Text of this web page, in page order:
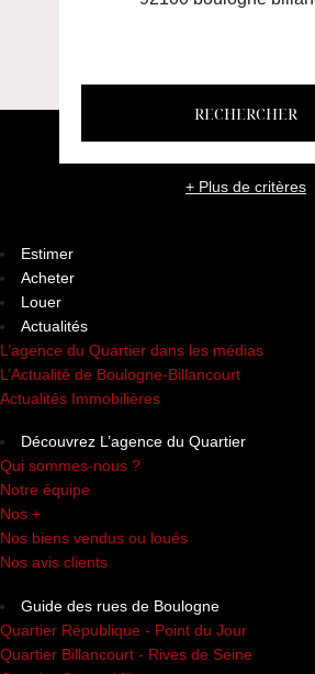
RECHERCHER
+ Plus de critères
Estimer
Acheter
Louer
Actualités
L’agence du Quartier dans les médias
L’Actualité de Boulogne-Billancourt
Actualités Immobilières
Découvrez L’agence du Quartier
Qui sommes-nous ?
Notre équipe
Nos +
Nos biens vendus ou loués
Nos avis clients
Guide des rues de Boulogne
Quartier République - Point du Jour
Quartier Billancourt - Rives de Seine